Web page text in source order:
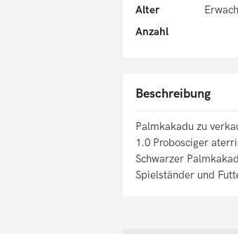
Alter
Anzahl
Beschreibung
Palmkakadu zu
1.0 Probosciger
Schwarzer
Spielständer und